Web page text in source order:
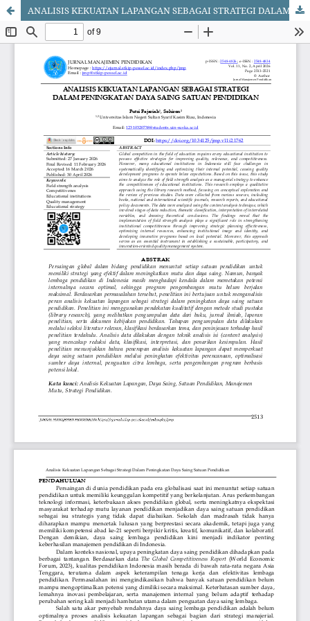
ANALISIS KEKUATAN LAPANGAN SEBAGAI STRATEGI DALAM PENINGKATAN DAYA SAING SATUAN PENDIDIKAN